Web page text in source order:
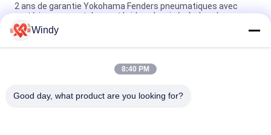
2 ans de garantie Yokohama Fenders pneumatiques avec
matériau en caoutchouc et bride galvanisée à chaud
Galvanisation à chaud Yokohama Marine Fender pour une
protection durable des pièces marines
Fenders pneumatiques en caoutchouc Yokohama pour la
Windy
8:40 PM
Good day, what product are you looking for?